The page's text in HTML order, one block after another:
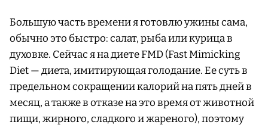
Большую часть времени я готовлю ужины сама,
обычно это быстро: салат, рыба или курица в
духовке. Сейчас я на диете FMD (Fast Mimicking
Diet — диета, имитирующая голодание. Ее суть в
предельном сокращении калорий на пять дней в
месяц, а также в отказе на это время от животной
пищи, жирного, сладкого и жареного), поэтому